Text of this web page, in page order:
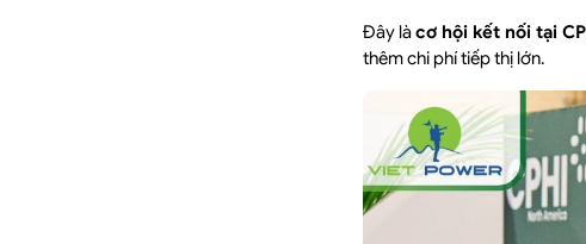
Đây làcơ hội kết nối tại
thêm chi phí tiếp thị lớn.